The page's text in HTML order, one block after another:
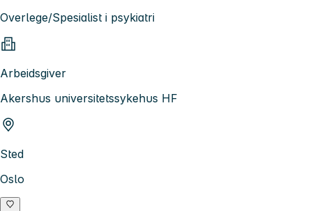
Overlege/Spesialist i psykiatri
Arbeidsgiver
Akershus universitetssykehus HF
Sted
Oslo